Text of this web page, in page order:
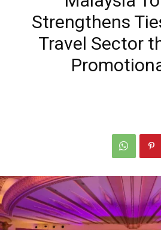
Strengthens
Travel Sector